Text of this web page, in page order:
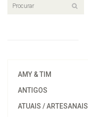
AMY & TIM
ANTIGOS
ATUAIS / ARTESANAIS